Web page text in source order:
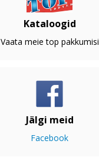
Kataloogid
Vaata meie top pakkumisi
Jälgi meid
Facebook